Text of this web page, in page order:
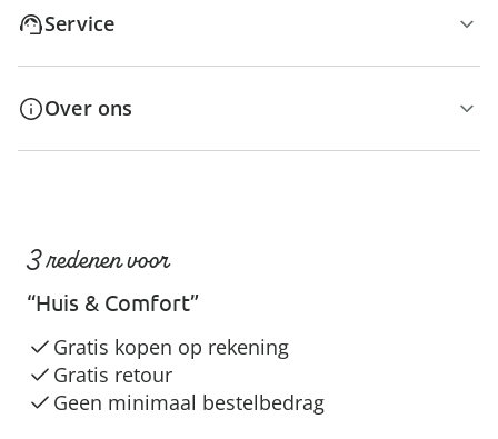
Service
Over ons
3 redenen voor
“Huis & Comfort”
Gratis kopen op rekening
Gratis retour
Geen minimaal bestelbedrag